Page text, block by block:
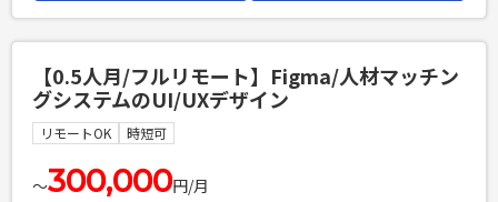
必須スキル
・デザイナー経験2年以上 ・Figma経験1年以上
PHPを用いたWebサービスの開発経験4年以上
エンジニア複数人のチームでの開発経験
【0.5人月/フルリモート】Figma/人材マッチン
グシステムのUI/UXデザイン
リモートOK 時短可
〜300,000円/月